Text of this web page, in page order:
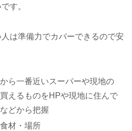
す。
は準備力でカバーできるので安
ら一番近いスーパーや現地の
えるものをHPや現地に住んで
どから把握
材・場所